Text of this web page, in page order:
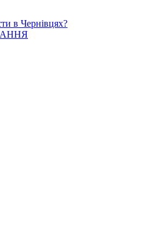
в Чернівцях?